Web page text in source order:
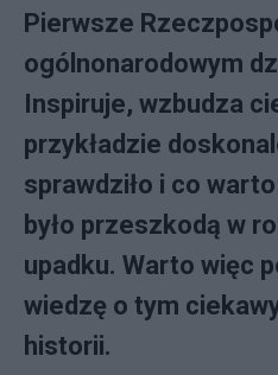
Pierwsze
ogólnonarodowym
Inspiruje, wzbudza
przykładzie
sprawdziło i co
było przeszkodą w
upadku. Warto więc
wiedzę o tym
historii.